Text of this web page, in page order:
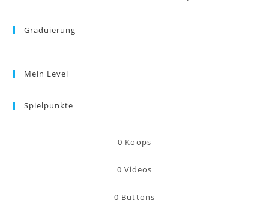
Graduierung
Mein Level
Spielpunkte
0 Koops
0 Videos
0 Buttons